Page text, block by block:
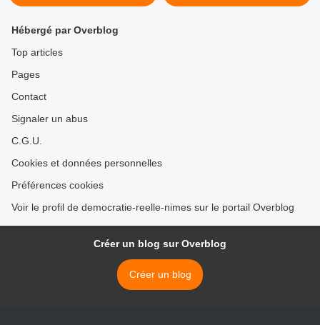
Hébergé par Overblog
Top articles
Pages
Contact
Signaler un abus
C.G.U.
Cookies et données personnelles
Préférences cookies
Voir le profil de democratie-reelle-nimes sur le portail Overblog
Créer un blog sur Overblog
Créer un blog